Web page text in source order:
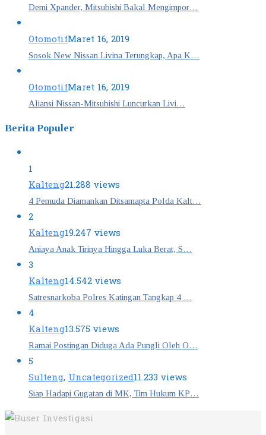
Demi Xpander, Mitsubishi Bakal Mengimpor…
OtomotifMaret 16, 2019
Sosok New Nissan Livina Terungkap, Apa K…
OtomotifMaret 16, 2019
Aliansi Nissan-Mitsubishi Luncurkan Livi…
Berita Populer
1
Kalteng21.288 views
4 Pemuda Diamankan Ditsamapta Polda Kalt…
2
Kalteng19.247 views
Aniaya Anak Tirinya Hingga Luka Berat, S…
3
Kalteng14.542 views
Satresnarkoba Polres Katingan Tangkap 4 …
4
Kalteng13.575 views
Ramai Postingan Diduga Ada Pungli Oleh O…
5
Sulteng,Uncategorized11.233 views
Siap Hadapi Gugatan di MK, Tim Hukum KP…